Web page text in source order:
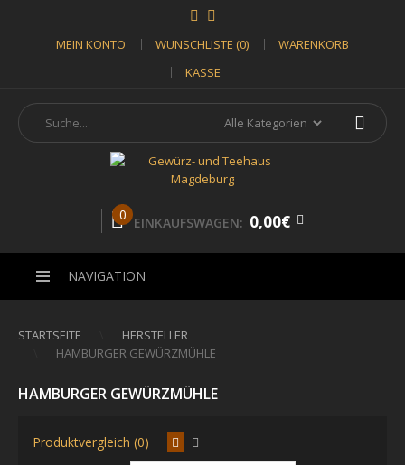
MEIN KONTO WUNSCHLISTE (0)
WARENKORB
KASSE
0 EINKAUFSWAGEN: 0,00€
NAVIGATION
STARTSEITE
HERSTELLER
HAMBURGER GEWÜRZMÜHLE
HAMBURGER GEWÜRZMÜHLE
Produktvergleich (0)